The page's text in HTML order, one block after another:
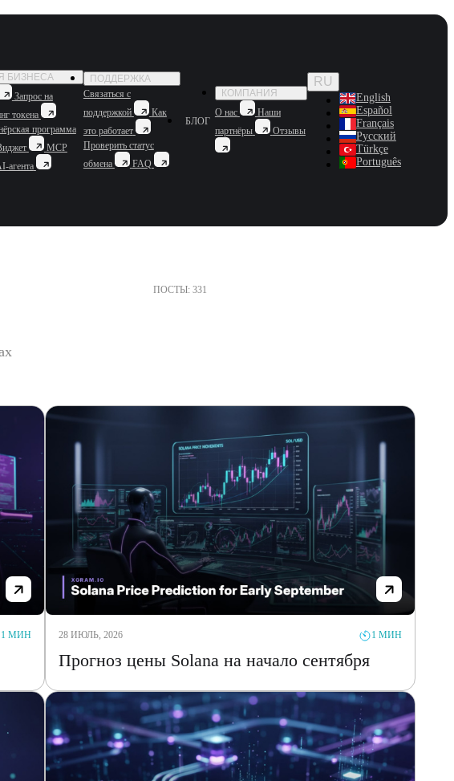
БИЗНЕСА
Запрос на
токена
программа
MCP
агента
ПОДДЕРЖКА
Связаться с
поддержкой
Как
это работает
Проверить статус
обмена
FAQ
БЛОГ
КОМПАНИЯ
О нас
Наши
партнёры
Отзывы
RU
English
Español
Français
Русский
Türkçe
Português
ПОСТЫ: 331
1 МИН 28 ИЮЛЬ, 2026 1 МИН
Прогноз цены Solana на начало сентября